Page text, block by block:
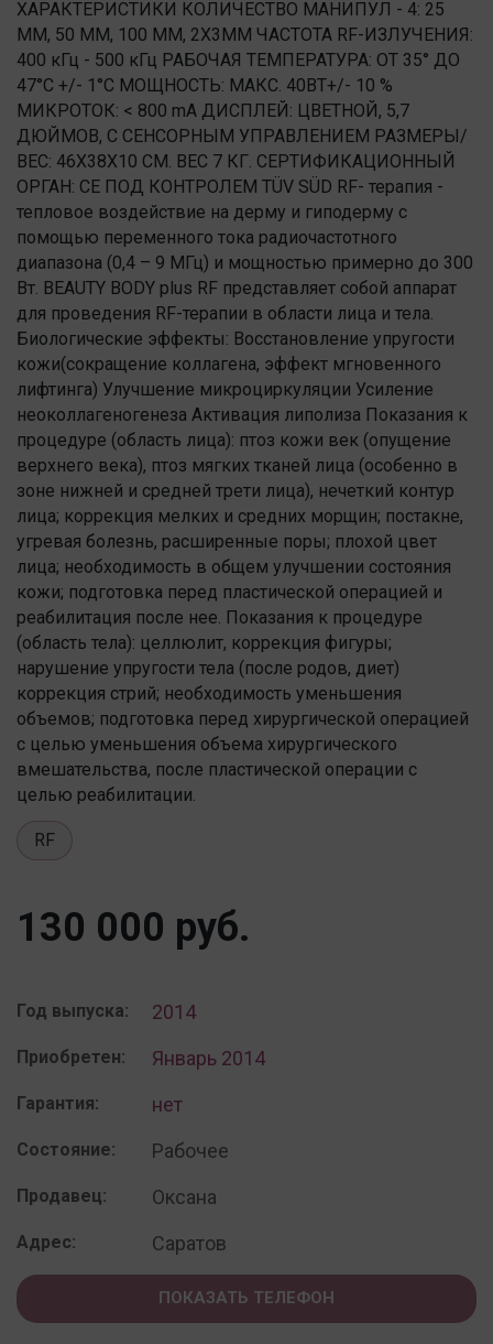
ХАРАКТЕРИСТИКИ КОЛИЧЕСТВО МАНИПУЛ - 4: 25
ММ, 50 ММ, 100 ММ, 2Х3ММ ЧАСТОТА RF-ИЗЛУЧЕНИЯ:
400 кГц - 500 кГц РАБОЧАЯ ТЕМПЕРАТУРА: ОТ 35° ДО
47°С +/- 1°С МОЩНОСТЬ: МАКС. 40ВТ+/- 10 %
МИКРОТОК: < 800 mA ДИСПЛЕЙ: ЦВЕТНОЙ, 5,7
ДЮЙМОВ, С СЕНСОРНЫМ УПРАВЛЕНИЕМ РАЗМЕРЫ/
ВЕС: 46Х38Х10 СМ. ВЕС 7 КГ. СЕРТИФИКАЦИОННЫЙ
ОРГАН: CE ПОД КОНТРОЛЕМ TÜV SÜD RF- терапия -
тепловое воздействие на дерму и гиподерму с
помощью переменного тока радиочастотного
диапазона (0,4 – 9 МГц) и мощностью примерно до 300
Вт. BEAUTY BODY plus RF представляет собой аппарат
для проведения RF-терапии в области лица и тела.
Биологические эффекты: Восстановление упругости
кожи(сокращение коллагена, эффект мгновенного
лифтинга) Улучшение микроциркуляции Усиление
неоколлагеногенеза Активация липолиза Показания к
процедуре (область лица): птоз кожи век (опущение
верхнего века), птоз мягких тканей лица (особенно в
зоне нижней и средней трети лица), нечеткий контур
лица; коррекция мелких и средних морщин; постакне,
угревая болезнь, расширенные поры; плохой цвет
лица; необходимость в общем улучшении состояния
кожи; подготовка перед пластической операцией и
реабилитация после нее. Показания к процедуре
(область тела): целлюлит, коррекция фигуры;
нарушение упругости тела (после родов, диет)
коррекция стрий; необходимость уменьшения
объемов; подготовка перед хирургической операцией
с целью уменьшения объема хирургического
вмешательства, после пластической операции с
целью реабилитации.
RF
130 000 руб.
Год выпуска: 2014
Приобретен: Январь 2014
Гарантия: нет
Состояние: Рабочее
Продавец: Оксана
Адрес: Саратов
ПОКАЗАТЬ ТЕЛЕФОН